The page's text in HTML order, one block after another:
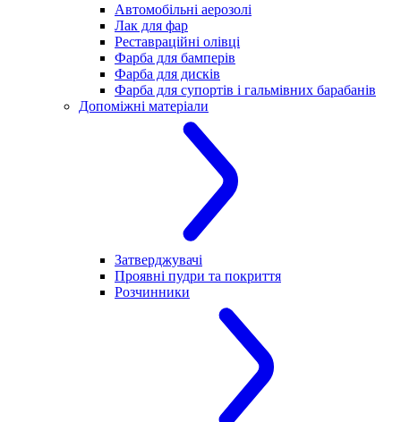
Автомобільні аерозолі
Лак для фар
Реставраційні олівці
Фарба для бамперів
Фарба для дисків
Фарба для супортів і гальмівних барабанів
Допоміжні матеріали
Затверджувачі
Проявні пудри та покриття
Розчинники